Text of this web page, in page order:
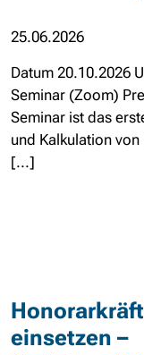
25.06.2026
Datum 20.10.2026
Seminar (Zoom)
Seminar ist das
und Kalkulation
[...]
einsetzen –